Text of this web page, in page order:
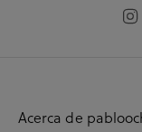
Acerca de